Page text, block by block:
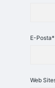
E-Posta*
Web